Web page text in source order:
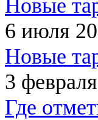
Новые
6 июля
Новые
3
Где